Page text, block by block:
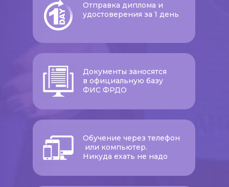
Отправка диплома и
удостоверения за 1 день
Документы заносятся
в официальную базу
ФИС ФРДО
Обучение через телефон
или компьютер.
Никуда ехать не надо